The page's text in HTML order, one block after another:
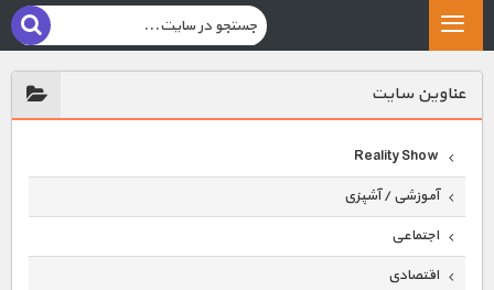
عناوين سايت
Reality Show
آموزشی / آشپزی
اجتماعی
اقتصادی